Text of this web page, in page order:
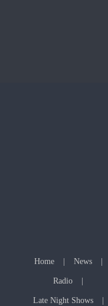
Home News
Radio
Late Night Shows